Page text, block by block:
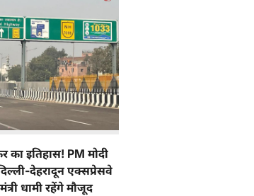
इतिहास! PM मोदी
देहरादून एक्सप्रेसवे
धामी रहेंगे मौजूद